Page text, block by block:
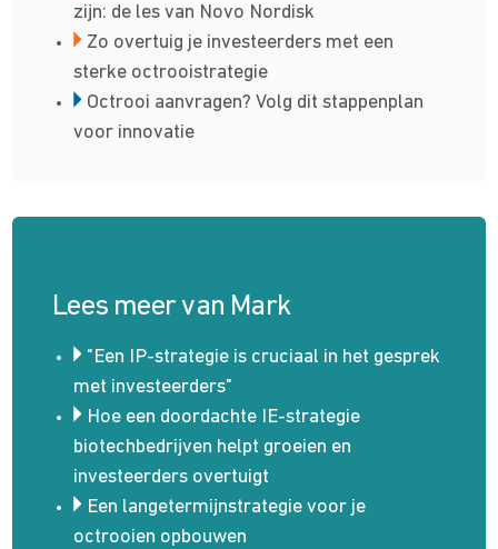
zijn: de les van Novo Nordisk
Zo overtuig je investeerders met een
sterke octrooistrategie
Octrooi aanvragen? Volg dit stappenplan
voor innovatie
Lees meer van Mark
"Een IP-strategie is cruciaal in het gesprek
met investeerders"
Hoe een doordachte IE-strategie
biotechbedrijven helpt groeien en
investeerders overtuigt
Een langetermijnstrategie voor je
octrooien opbouwen